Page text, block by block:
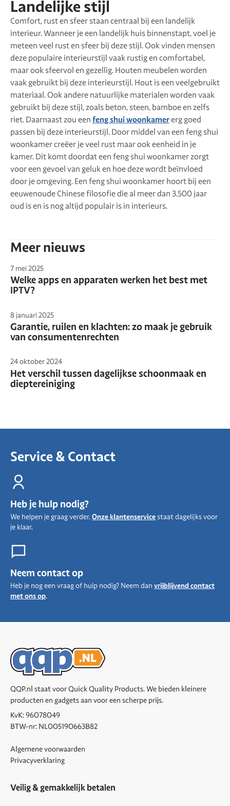
Landelijke stijl
Comfort, rust en sfeer staan centraal bij een landelijk
interieur. Wanneer je een landelijk huis binnenstapt, voel je
meteen veel rust en sfeer bij deze stijl. Ook vinden mensen
deze populaire interieurstijl vaak rustig en comfortabel,
maar ook sfeervol en gezellig. Houten meubelen worden
vaak gebruikt bij deze interieurstijl. Hout is een veelgebruikt
materiaal. Ook andere natuurlijke materialen worden vaak
gebruikt bij deze stijl, zoals beton, steen, bamboe en zelfs
riet. Daarnaast zou een feng shui woonkamererg goed
passen bij deze interieurstijl. Door middel van een feng shui
woonkamer creëer je veel rust maar ook eenheid in je
kamer. Dit komt doordat een feng shui woonkamer zorgt
voor een gevoel van geluk en hoe deze wordt beïnvloed
door je omgeving. Een feng shui woonkamer hoort bij een
eeuwenoude Chinese filosofie die al meer dan 3.500 jaar
oud is en is nog altijd populair is in interieurs.
Meer nieuws
7 mei 2025
Welke apps en apparaten werken het best met
IPTV?
8 januari 2025
Garantie, ruilen en klachten: zo maak je gebruik
van consumentenrechten
24 oktober 2024
Het verschil tussen dagelijkse schoonmaak en
dieptereiniging
Service & Contact
Heb je hulp nodig?
We helpen je graag verder.Onze klantenservicestaat dagelijks voor
je klaar.
Neem contact op
Heb je nog een vraag of hulp nodig? Neem dan vrijblijvend contact
met ons op.
QQP.nl staat voor Quick Quality Products. We bieden kleinere
producten en gadgets aan voor een scherpe prijs.
KvK: 96078049
BTW-nr: NL005190663B82
Algemene voorwaarden
Privacyverklaring
Veilig & gemakkelijk betalen